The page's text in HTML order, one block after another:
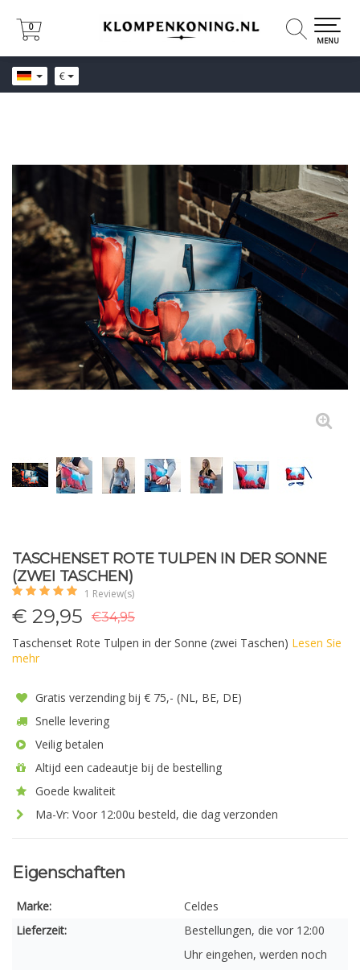
€
0
0
MENU
TASCHENSET ROTE TULPEN IN DER SONNE
(ZWEI TASCHEN)
1 Review(s)
€ 29,95
€34,95
Taschenset Rote Tulpen in der Sonne (zwei Taschen) Lesen Sie
mehr
Gratis verzending bij € 75,- (NL, BE, DE)
Snelle levering
Veilig betalen
Altijd een cadeautje bij de bestelling
Goede kwaliteit
Ma-Vr: Voor 12:00u besteld, die dag verzonden
Eigenschaften
Marke:
Celdes
Lieferzeit:
Bestellungen, die vor 12:00
Uhr eingehen, werden noch